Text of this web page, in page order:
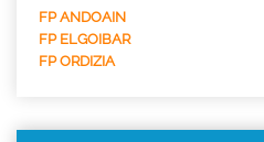
FP ANDOAIN
FP ELGOIBAR
FP ORDIZIA